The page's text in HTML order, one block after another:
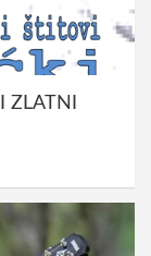
ZLATNI